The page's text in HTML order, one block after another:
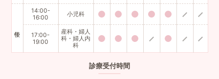
14:00-
16:00
小児科
17:00-
19:00
産科・婦人
科・婦人内
科
診療受付時間